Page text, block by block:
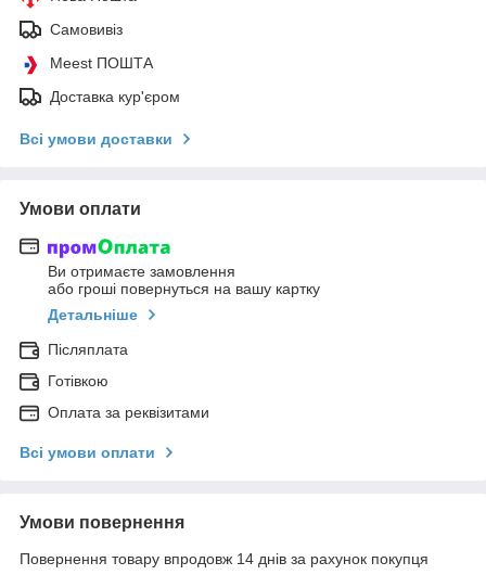
Самовивіз
Meest ПОШТА
Доставка кур'єром
Всі умови доставки
Умови оплати
Ви отримаєте замовлення
або гроші повернуться на вашу картку
Детальніше
Післяплата
Готівкою
Оплата за реквізитами
Всі умови оплати
Умови повернення
Повернення товару впродовж 14 днів за рахунок покупця